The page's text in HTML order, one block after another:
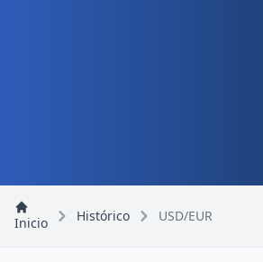
Inicio Histórico USD/EUR